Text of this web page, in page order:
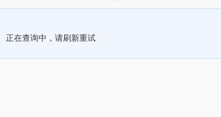
正在查询中，请刷新重试